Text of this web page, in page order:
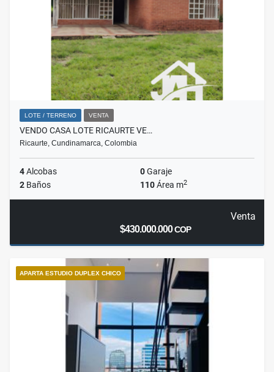
LOTE / TERRENO VENTA
VENDO CASA LOTE RICAURTE VE…
Ricaurte, Cundinamarca, Colombia
4Alcobas 0Garaje
2 Baños 110Área m2
Venta
$430.000.000COP
APARTA ESTUDIO DUPLEX CHICO